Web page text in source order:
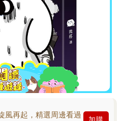
風再起，精選周邊看過
加購